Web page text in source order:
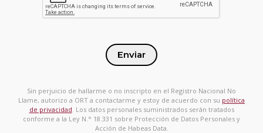
Enviar
Sin perjuicio de hallarme o no inscripto en el Registro Nacional No
Llame, autorizo a ORT a contactarme y estoy de acuerdo con su política
de privacidad . Los datos personales suministrados serán tratados
conforme a la Ley N.° 18.331 sobre Protección de Datos Personales y
Acción de Habeas Data.